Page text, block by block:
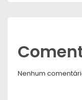
Nenhum